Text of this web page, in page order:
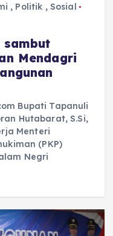
, Politik , Sosial
sambut
Mendagri
Bupati Tapanuli
Hutabarat, S.Si,
Menteri
(PKP)
Negri